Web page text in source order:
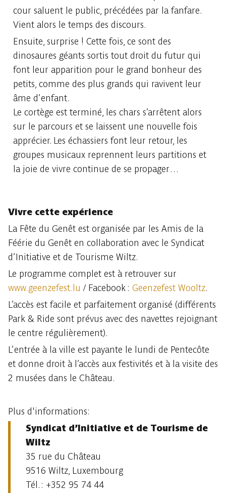
cour saluent le public, précédées par la fanfare.
Vient alors le temps des discours.
Ensuite, surprise ! Cette fois, ce sont des
dinosaures géants sortis tout droit du futur qui
font leur apparition pour le grand bonheur des
petits, comme des plus grands qui ravivent leur
âme d’enfant.
Le cortège est terminé, les chars s’arrêtent alors
sur le parcours et se laissent une nouvelle fois
apprécier. Les échassiers font leur retour, les
groupes musicaux reprennent leurs partitions et
la joie de vivre continue de se propager…
Vivre cette expérience
La Fête du Genêt est organisée par les Amis de la
Féérie du Genêt en collaboration avec le Syndicat
d’Initiative et de Tourisme Wiltz.
Le programme complet est à retrouver sur
www.geenzefest.lu / Facebook : Geenzefest Wooltz.
L’accès est facile et parfaitement organisé (différents
Park & Ride sont prévus avec des navettes rejoignant
le centre régulièrement).
L’entrée à la ville est payante le lundi de Pentecôte
et donne droit à l’accès aux festivités et à la visite des
2 musées dans le Château.
Plus d'informations:
Syndicat d’Initiative et de Tourisme de
Wiltz
35 rue du Château
9516 Wiltz, Luxembourg
Tél. : +352 95 74 44